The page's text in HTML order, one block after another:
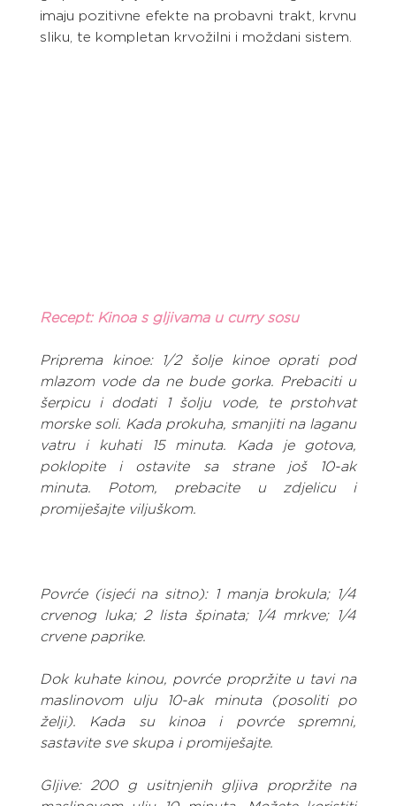
imaju pozitivne efekte na probavni trakt, krvnu
sliku, te kompletan krvožilni i moždani sistem.
Recept: Kinoa s gljivama u curry sosu
Priprema kinoe: 1/2 šolje kinoe oprati pod
mlazom vode da ne bude gorka. Prebaciti u
šerpicu i dodati 1 šolju vode, te prstohvat
morske soli. Kada prokuha, smanjiti na laganu
vatru i kuhati 15 minuta. Kada je gotova,
poklopite i ostavite sa strane još 10-ak
minuta. Potom, prebacite u zdjelicu i
promiješajte viljuškom.
Povrće (isjeći na sitno): 1 manja brokula; 1/4
crvenog luka; 2 lista špinata; 1/4 mrkve; 1/4
crvene paprike.
Dok kuhate kinou, povrće propržite u tavi na
maslinovom ulju 10-ak minuta (posoliti po
želji). Kada su kinoa i povrće spremni,
sastavite sve skupa i promiješajte.
Gljive: 200 g usitnjenih gljiva propržite na